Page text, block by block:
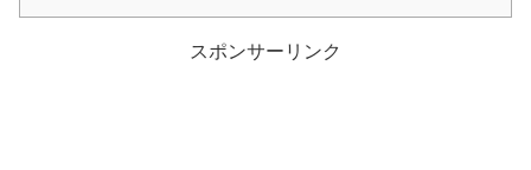
スポンサーリンク